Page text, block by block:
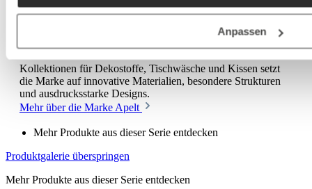
Anpassen
Eine besondere Marke: Apelt
Kollektionen für Dekostoffe, Tischwäsche und Kissen setzt
die Marke auf innovative Materialien, besondere Strukturen
und ausdrucksstarke Designs.
Mehr über die Marke Apelt
Mehr Produkte aus dieser Serie entdecken
Produktgalerie überspringen
Mehr Produkte aus dieser Serie entdecken